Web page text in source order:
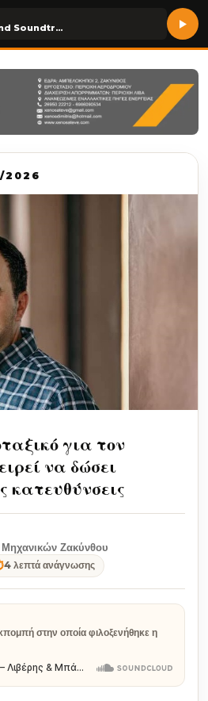
Weekend Soundtrack
2026
για τον
να δώσει
κατευθύνσεις
Ζακύνθου
4 λεπτά ανάγνωσης
στην οποία φιλοξενήθηκε η